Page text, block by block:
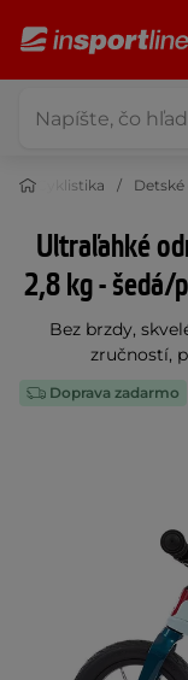
Cyklistika Detské
Ultraľahké
2,8 kg - šedá/
Bez brzdy,
zručností,
Doprava zadarmo